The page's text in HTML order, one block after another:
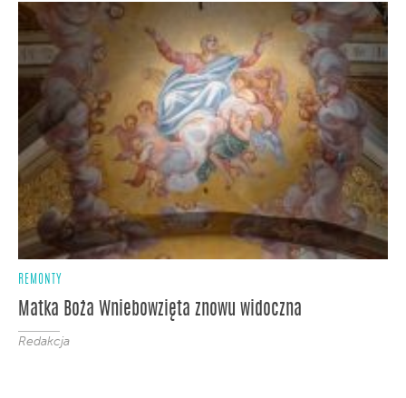
REMONTY
Matka Boża Wniebowzięta znowu widoczna
Redakcja